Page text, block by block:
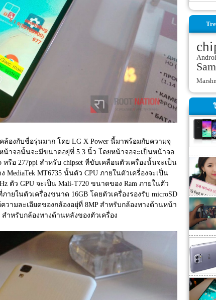
องกับชื่อรุ่นมาก โดย LG X Power นี้มาพร้อมกับความจุ
น้าจอนั้นจะมีขนาดอยุ่ที่ 5.3 นิ้ว โดยหน้าจอจะเป็นหน้าจอ
รือ 277ppi สำหรับ chipset ที่ขับเคลื่อนตัวเครื่องนั้นจะเป็น
ง MediaTek MT6735 นั้นตัว CPU ภายในตัวเครื่องจะเป็น
ตัว GPU จะเป็น Mali-T720 ขนาดของ Ram ภายในตัว
ยในตัวเครื่องขนาด 16GB โดยตัวเครื่องรองรับ microSD
วามละเอียดของกล้องอยุ่ที่ 8MP สำหรับกล้องทางด้านหน้า
สำหรับกล้องทางด้านหลังของตัวเครื่อง